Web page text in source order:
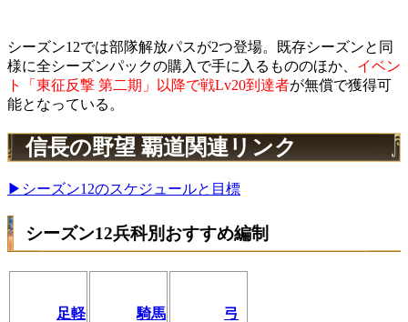
シーズン12では部隊解放パスが2つ登場。既存シーズンと同
様に全シーズンパックの購入で手に入るもののほか、 イベン
ト「東征反撃 第二期」以降で戦Lv20到達者が無償で獲得可
能となっている。
信長の野望 覇道関連リンク
▶シーズン12のスケジュールと目標
シーズン12兵科別おすすめ編制
足軽 騎馬 弓